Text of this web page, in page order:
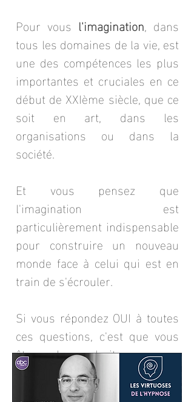
Pour vous l'imagination, dans
tous les domaines de la vie, est
une des compétences les plus
importantes et cruciales en ce
début de XXIème siècle, que ce
soit en art, dans les
organisations ou dans la
société.
Et vous pensez que
l'imagination est
particulièrement indispensable
pour construire un nouveau
monde face à celui qui est en
train de s'écrouler.
Si vous répondez OUI à toutes
ces questions, c'est que vous
êtes au bon endroit.
La bienvenue Centaure !